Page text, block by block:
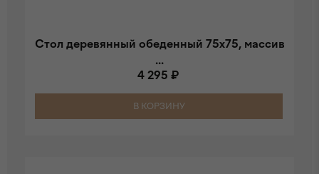
Стол деревянный обеденный 75х75, массив
...
4 295 ₽
В КОРЗИНУ